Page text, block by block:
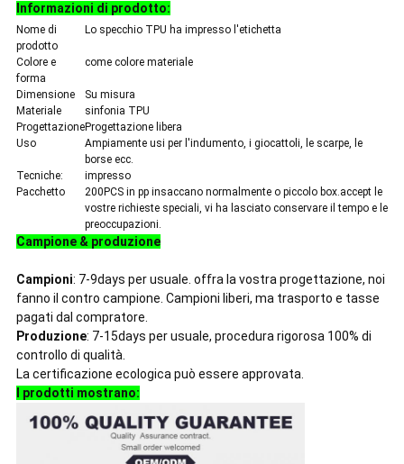
Informazioni di prodotto:
Nome di
prodotto
Lo specchio TPU ha impresso l'etichetta
Colore e
forma
come colore materiale
Dimensione
Su misura
Materiale
sinfonia TPU
ProgettazioneProgettazione libera
Uso
Ampiamente usi per l'indumento, i giocattoli, le scarpe, le
borse ecc.
Tecniche:
impresso
Pacchetto
200PCS in pp insaccano normalmente o piccolo box.accept le
vostre richieste speciali, vi ha lasciato conservare il tempo e le
preoccupazioni.
Campione & produzione
Campioni: 7-9days per usuale. offra la vostra progettazione, noi
fanno il contro campione. Campioni liberi, ma trasporto e tasse
pagati dal compratore.
Produzione: 7-15days per usuale, procedura rigorosa 100% di
controllo di qualità.
La certificazione ecologica può essere approvata.
I prodotti mostrano: